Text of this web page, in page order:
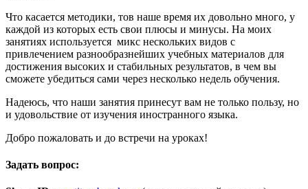
Что касается методики, тов наше время их довольно много, у
каждой из которых есть свои плюсы и минусы. На моих
занятиях используется микс нескольких видов с
привлечением разнообразнейших учебных материалов для
достижения высоких и стабильных результатов, в чем вы
сможете убедиться сами через несколько недель обучения.
Надеюсь, что наши занятия принесут вам не только пользу, но
и удовольствие от изучения иностранного языка.
Добро пожаловать и до встречи на уроках!
Задать вопрос: